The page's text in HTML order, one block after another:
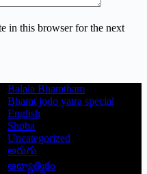
in this browser for the next
Balala Bharatham
Bharat jodo yatra special
English
Shoba
Uncategorized
అరుగు
ఆద్యాత్మికం